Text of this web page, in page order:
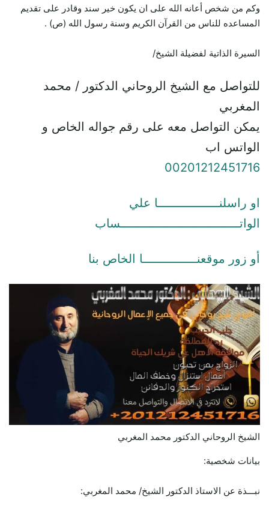
وكم من شخص أعانه الله على ان يكون خير سند وقادر على تقديم
المساعده للناس من القرآن الكريم وسنة رسول الله (ص) .
السيرة الذاتية لفضيلة الشيخ/
للتواصل مع الشيخ الروحاني الدكتور / محمد
المغربي
يمكن التواصل معه على رقم جواله الخاص و
الواتس اب
00201212451716
او راسلنـــــــــــــــــا علي
الواتـــــــــــــــــــــــــــــــــساب
أو زور موقعنـــــــــــــــا الخاص بنا
الشيخ الروحاني الدكتور محمد المغربي
بيانات شخصية:
نبـــذة عن الاستاذ الدكتور الشيخ/ محمد المغربي: